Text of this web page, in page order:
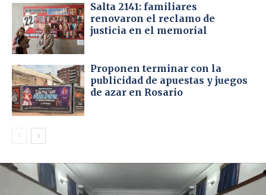
Salta 2141: familiares
renovaron el reclamo de
justicia en el memorial
Proponen terminar con la
publicidad de apuestas y juegos
de azar en Rosario